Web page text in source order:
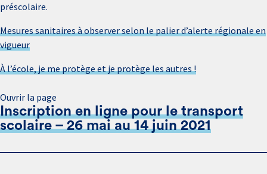
préscolaire.
Mesures sanitaires à observer selon le palier d’alerte régionale en
vigueur
À l’école, je me protège et je protège les autres !
Ouvrir la page
Inscription en ligne pour le transport
scolaire – 26 mai au 14 juin 2021